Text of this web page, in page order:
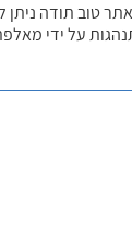
טוב תודה
על ידי